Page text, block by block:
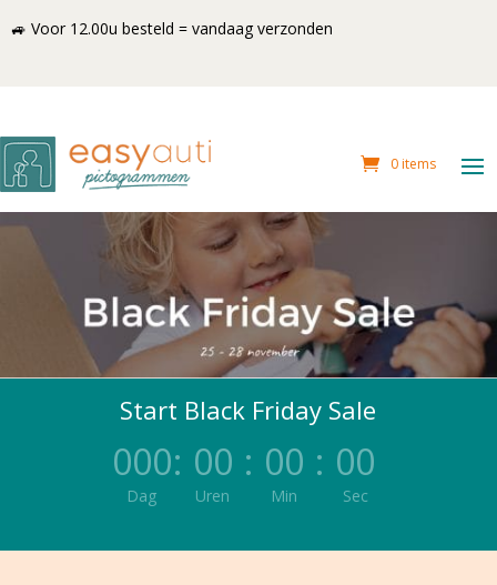
🚙 Voor 12.00u besteld = vandaag verzonden
0 items
Start Black Friday Sale
000
Dag
: 00
Uren
: 00
Min
: 00
Sec